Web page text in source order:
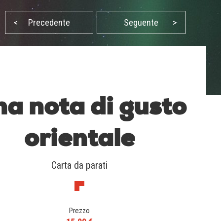
< Precedente Seguente >
nota di gusto
orientale
Carta da parati
Prezzo